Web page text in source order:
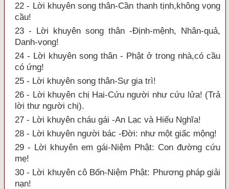
22 - Lời khuyên song thân-Cần thanh tịnh,không vọng
cầu!
23 - Lời khuyên song thân -Định-mệnh, Nhân-quả,
Danh-vọng!
24 - Lời khuyên song thân - Phật ở trong nhà,có cầu
có ứng!
25 - Lời khuyên song thân-Sự gia trì!
26 - Lời khuyên chị Hai-Cứu người như cứu lửa! (Trả
lời thư người chị).
27 - Lời khuyên cháu gái -An Lạc và Hiếu Nghĩa!
28 - Lời khuyên người bác -Đời: như một giấc mộng!
29 - Lời khuyên em gái-Niệm Phật: Con đường cứu
mẹ!
30 - Lời khuyên cô Bốn-Niệm Phật: Phương pháp giải
nạn!